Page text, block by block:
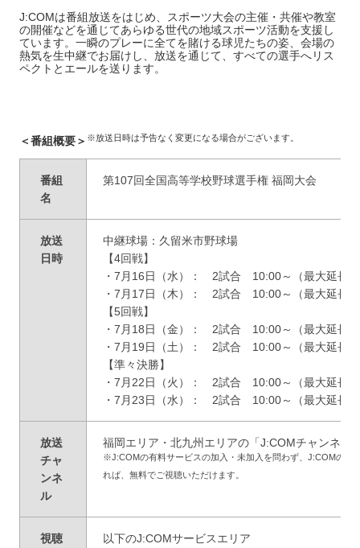
J:COMは番組放送をはじめ、スポーツ大会の主催・共催や教室
の開催などを通じてあらゆる世代の地域スポーツ活動を支援し
ています。一瞬のプレーに全てを賭ける球児たちの姿、会場の
熱気を生中継でお届けし、放送を通じて、すべての選手へリス
ペクトとエールを送ります。
＜番組概要＞ ※放送日時は予告なく変更になる場合がございます。
番組
名
第107回全国高等学校野球選手権 福岡大会
放送
日時
中継球場：久留米市野球場
【4回戦】
・7月16日（水）： 2試合 10:00～（最大延長
・7月17日（木）： 2試合 10:00～（最大延長
【5回戦】
・7月18日（金）： 2試合 10:00～（最大延長
・7月19日（土）： 2試合 10:00～（最大延長
【準々決勝】
・7月22日（火）： 2試合 10:00～（最大延長
・7月23日（水）： 2試合 10:00～（最大延長
放送
チャ
ンネ
ル
福岡エリア・北九州エリアの「J:COMチャンネル
※J:COMの有料サービスの加入・未加入を問わず、J:COMのネ
れば、無料でご視聴いただけます。
視聴
以下のJ:COMサービスエリア